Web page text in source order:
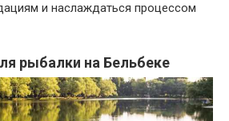
и наслаждаться процессом
рыбалки на Бельбеке